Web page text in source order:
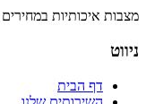
מצבות איכותיות
ניווט
דף הבית